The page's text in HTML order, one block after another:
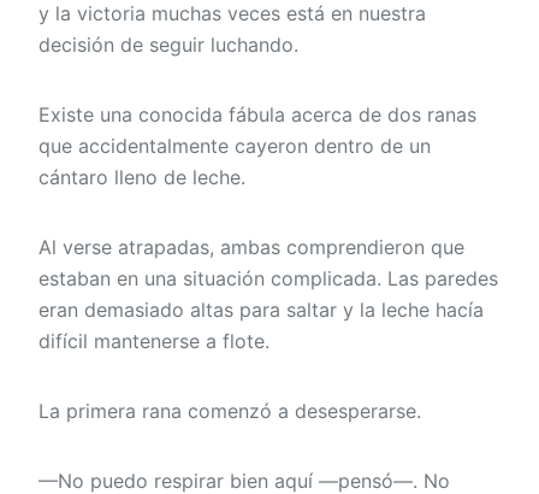
y la victoria muchas veces está en nuestra
decisión de seguir luchando.
Existe una conocida fábula acerca de dos ranas
que accidentalmente cayeron dentro de un
cántaro lleno de leche.
Al verse atrapadas, ambas comprendieron que
estaban en una situación complicada. Las paredes
eran demasiado altas para saltar y la leche hacía
difícil mantenerse a flote.
La primera rana comenzó a desesperarse.
—No puedo respirar bien aquí —pensó—. No